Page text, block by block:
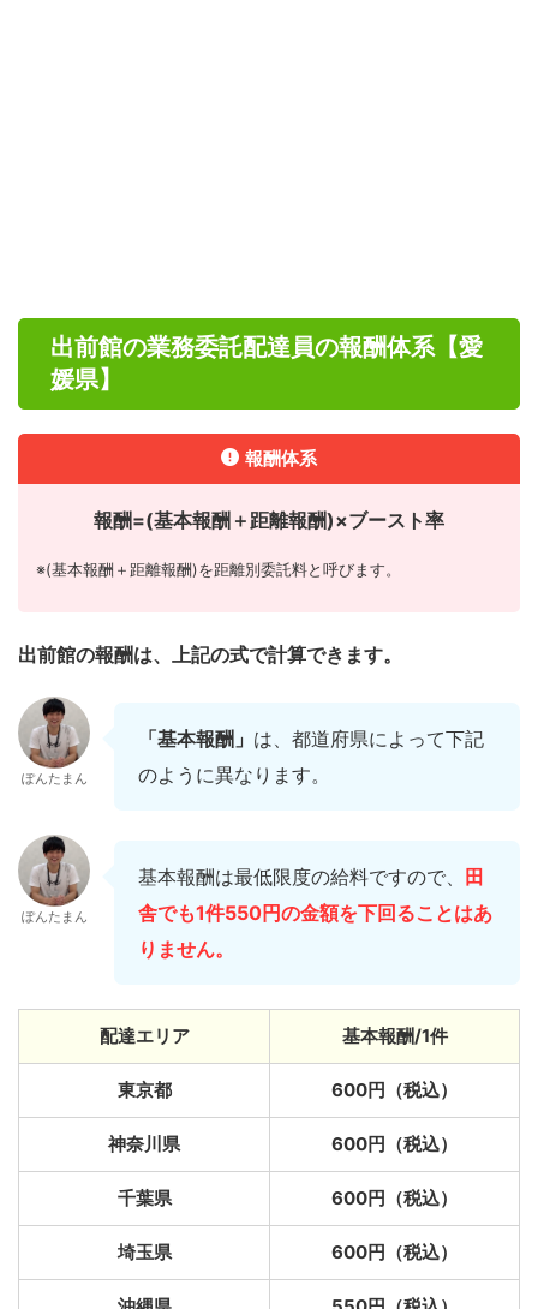
出前館の業務委託配達員の報酬体系【愛
媛県】
報酬体系
報酬=(基本報酬＋距離報酬)×ブースト率
※(基本報酬＋距離報酬)を距離別委託料と呼びます。
出前館の報酬は、上記の式で計算できます。
ぽんたまん
「基本報酬」 は、都道府県によって下記
のように異なります。
ぽんたまん
基本報酬は最低限度の給料ですので、 田
舎でも1件550円の金額を下回ることはあ
りません。
配達エリア 基本報酬/1件
東京都 600円（税込）
神奈川県 600円（税込）
千葉県 600円（税込）
埼玉県 600円（税込）